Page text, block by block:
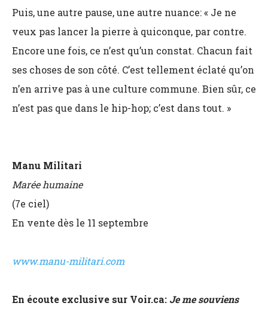
Puis, une autre pause, une autre nuance: « Je ne
veux pas lancer la pierre à quiconque, par contre.
Encore une fois, ce n’est qu’un constat. Chacun fait
ses choses de son côté. C’est tellement éclaté qu’on
n’en arrive pas à une culture commune. Bien sûr, ce
n’est pas que dans le hip-hop; c’est dans tout. »
Manu Militari
Marée humaine
(7e ciel)
En vente dès le 11 septembre
www.manu-militari.com
En écoute exclusive sur Voir.ca: Je me souviens